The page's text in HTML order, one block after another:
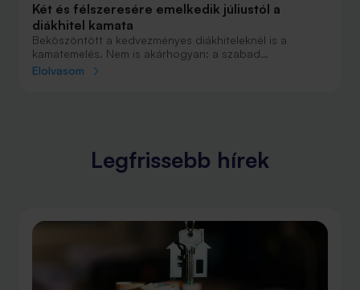
Két és félszeresére emelkedik júliustól a
diákhitel kamata
Beköszöntött a kedvezményes diákhiteleknél is a
kamatemelés. Nem is akárhogyan: a szabad
felhasználású diákhitel 1 kamata július 1-jétől rögtön két
Elolvasom
Legfrissebb hírek